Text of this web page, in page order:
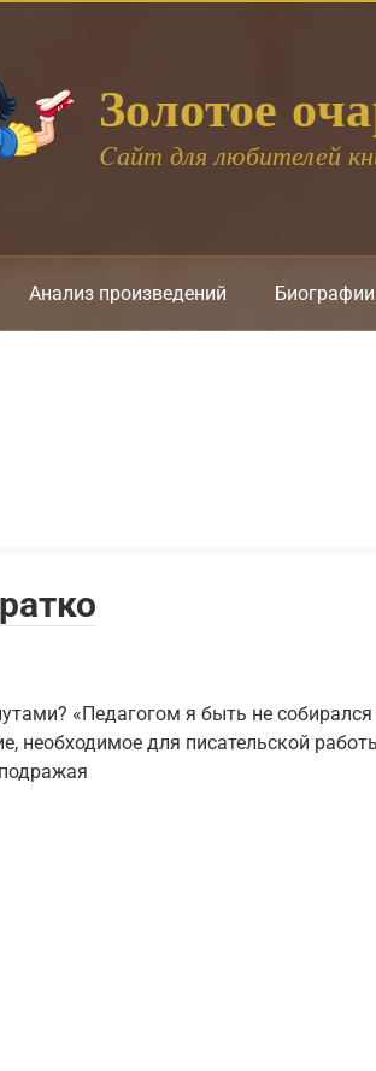
Золотое
Cайт для любителей
Анализ произведений Биографии
«Педагогом я быть не собирался
необходимое для писательской